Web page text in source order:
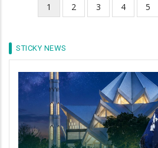
PaginationCurrent
page
1 Page
2 Page
3 Page
4 5
STICKY NEWS